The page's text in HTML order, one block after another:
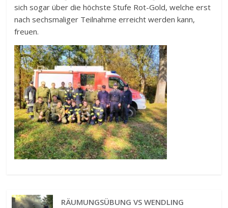
sich sogar über die höchste Stufe Rot-Gold, welche erst
nach sechsmaliger Teilnahme erreicht werden kann,
freuen.
RÄUMUNGSÜBUNG VS WENDLING